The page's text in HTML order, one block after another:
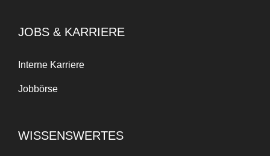
JOBS & KARRIERE
Interne Karriere
Jobbörse
WISSENSWERTES